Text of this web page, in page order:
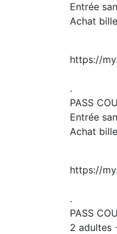
Entrée
Achat
https://
.
PASS
Entrée
Achat
https://
.
PASS
2 adultes